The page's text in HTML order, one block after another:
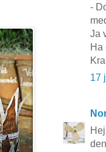
-
Ja
Ha
17